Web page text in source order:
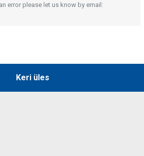
error please let us know by email:
Keri üles